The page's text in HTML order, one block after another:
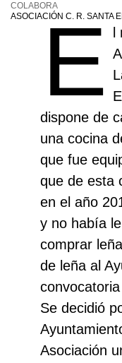
COLABORA
ASOCIACIÓN C. R. SANTA
E
dispone de
una cocina
que fue
que de esta
en el año
y no había
comprar
de leña al
Se decidió
Asociación